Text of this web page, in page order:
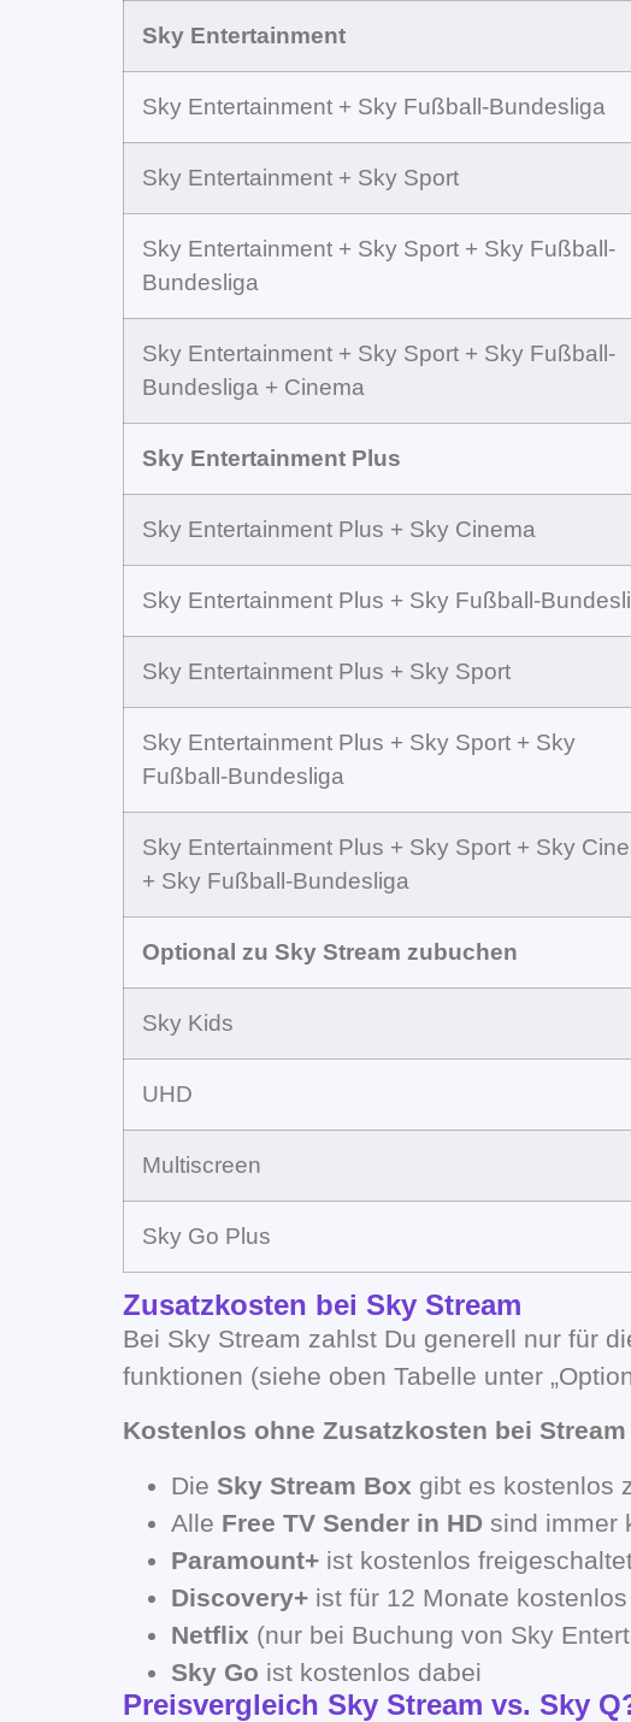
Sky Entertainment
Sky Entertainment + Sky Fußball-Bundesliga
Sky Entertainment + Sky Sport
Sky Entertainment + Sky Sport + Sky Fußball-
Bundesliga
Sky Entertainment + Sky Sport + Sky Fußball-
Bundesliga + Cinema
Sky Entertainment Plus
Sky Entertainment Plus + Sky Cinema
Sky Entertainment Plus + Sky Fußball-
Sky Entertainment Plus + Sky Sport
Sky Entertainment Plus + Sky Sport + Sky
Fußball-Bundesliga
Sky Entertainment Plus + Sky Sport + Sky
+ Sky Fußball-Bundesliga
Optional zu Sky Stream zubuchen
Sky Kids
UHD
Multiscreen
Sky Go Plus
Zusatzkosten bei Sky Stream
Bei Sky Stream zahlst Du generell nur für
funktionen (siehe oben Tabelle unter
Kostenlos ohne Zusatzkosten bei
Die Sky Stream Box gibt es kostenlos
Alle Free TV Sender in HD sind immer
Paramount+ ist kostenlos
Discovery+ ist für 12 Monate
Netflix (nur bei Buchung von Sky
Sky Go ist kostenlos dabei
Preisvergleich Sky Stream vs. Sky